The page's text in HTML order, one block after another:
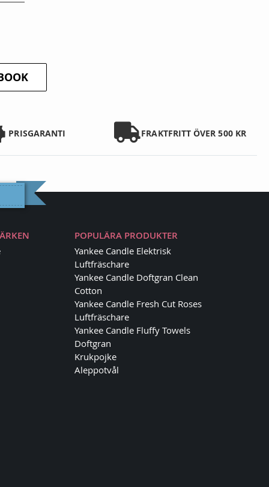
PRISGARANTI FRAKTFRITT ÖVER 500 KR
POPULÄRA PRODUKTER
Yankee Candle Elektrisk
Luftfräschare
Yankee Candle Doftgran Clean
Cotton
Yankee Candle Fresh Cut Roses
Luftfräschare
Yankee Candle Fluffy Towels
Doftgran
Krukpojke
Aleppotvål